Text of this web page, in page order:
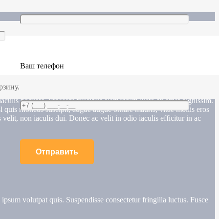
Ваш телефон
posuere. Praesent faucibus elementum justo sit amet dignissim.
rhoncus suscipit, augue augue ornare mauris, vitae mollis eros
non iaculis dui. Donec ac velit in odio iaculis efficitur in ac
volutpat quis. Suspendisse consectetur fringilla luctus. Fusce